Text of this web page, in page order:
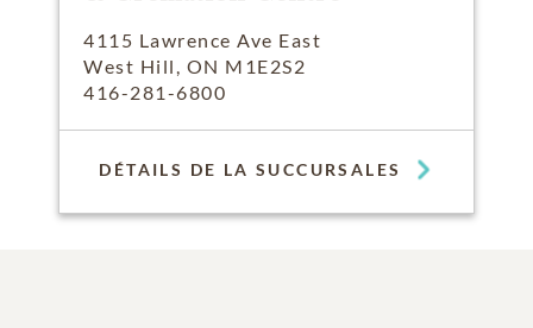
4115 Lawrence Ave East
West Hill, ON M1E2S2
416-281-6800
DÉTAILS DE LA SUCCURSALES